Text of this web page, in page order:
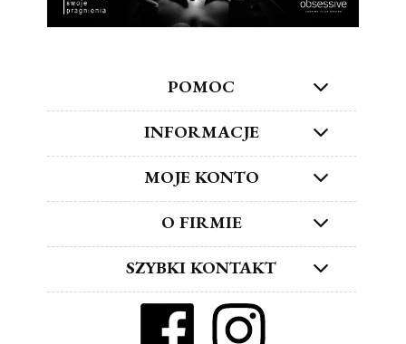
POMOC
INFORMACJE
MOJE KONTO
O FIRMIE
SZYBKI KONTAKT